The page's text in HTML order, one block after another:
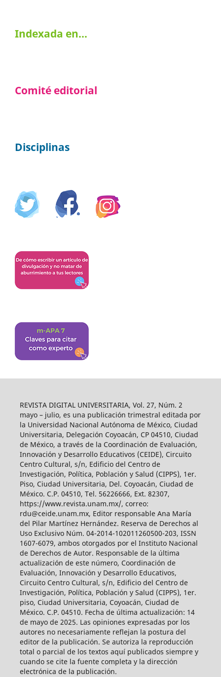
Indexada en…
Comité editorial
Disciplinas
REVISTA DIGITAL UNIVERSITARIA, Vol. 27, Núm. 2
mayo – julio, es una publicación trimestral editada por
la Universidad Nacional Autónoma de México, Ciudad
Universitaria, Delegación Coyoacán, CP 04510, Ciudad
de México, a través de la Coordinación de Evaluación,
Innovación y Desarrollo Educativos (CEIDE), Circuito
Centro Cultural, s/n, Edificio del Centro de
Investigación, Política, Población y Salud (CIPPS), 1er.
Piso, Ciudad Universitaria, Del. Coyoacán, Ciudad de
México. C.P. 04510, Tel. 56226666, Ext. 82307,
https://www.revista.unam.mx/, correo:
rdu@ceide.unam.mx, Editor responsable Ana María
del Pilar Martínez Hernández. Reserva de Derechos al
Uso Exclusivo Núm. 04-2014-102011260500-203, ISSN
1607-6079, ambos otorgados por el Instituto Nacional
de Derechos de Autor. Responsable de la última
actualización de este número, Coordinación de
Evaluación, Innovación y Desarrollo Educativos,
Circuito Centro Cultural, s/n, Edificio del Centro de
Investigación, Política, Población y Salud (CIPPS), 1er.
piso, Ciudad Universitaria, Coyoacán, Ciudad de
México. C.P. 04510. Fecha de última actualización: 14
de mayo de 2025. Las opiniones expresadas por los
autores no necesariamente reflejan la postura del
editor de la publicación. Se autoriza la reproducción
total o parcial de los textos aquí publicados siempre y
cuando se cite la fuente completa y la dirección
electrónica de la publicación.